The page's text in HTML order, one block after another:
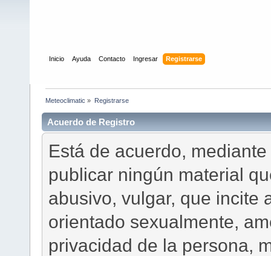
Inicio Ayuda Contacto Ingresar Registrarse
Meteoclimatic » Registrarse
Acuerdo de Registro
Está de acuerdo,
publicar ningún material
abusivo, vulgar, que incite
orientado sexualmente,
privacidad de la persona,